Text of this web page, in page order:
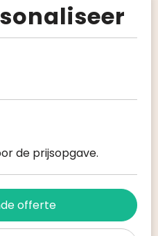
de prijsopgave.
offerte